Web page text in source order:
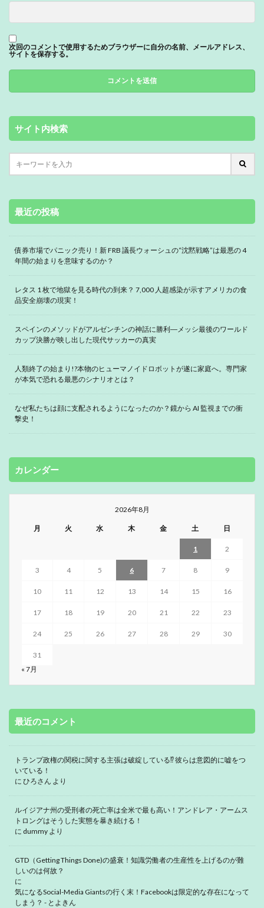
次回のコメントで使用するためブラウザーに自分の名前、メールアドレス、
サイトを保存する。
サイト内検索
最近の投稿
債券市場でパニック売り！新 FRB 議長ウォーシュの“沈黙戦略”は最悪の 4
年間の始まりを意味するのか？
レタス 1 枚で地獄を見る時代の到来？ 7,000 人超感染が示すアメリカの食
品安全崩壊の現実！
スペインのメソッドがアルゼンチンの神話に勝利―メッシ最後のワールド
カップ決勝が映し出した現代サッカーの真実
人類終了の始まり!?本物のヒューマノイドロボットが遂に家庭へ。専門家
が本気で恐れる最悪のシナリオとは？
なぜ私たちは顔に支配されるようになったのか？鏡から AI 監視までの衝
撃史！
カレンダー
2026年8月
月 火 水 木 金 土 日
1 2
3 4 5 6 7 8 9
10 11 12 13 14 15 16
17 18 19 20 21 22 23
24 25 26 27 28 29 30
31
« 7月
最近のコメント
トランプ政権の関税に関する主張は破綻している⁉ 彼らは意図的に嘘をつ
いている！
に ひろさん より
ルイジアナ州の受刑者の死亡率は全米で最も高い！アンドレア・アームス
トロングはそうした実態を暴き続ける！
に dummy より
GTD（Getting Things Done)の盛衰！知識労働者の生産性を上げるのが難
しいのは何故？
に
気になるSocial-Media Giantsの行く末！Facebookは限定的な存在になって
しまう？ - とよきん